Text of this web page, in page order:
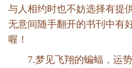
与人相约时也不妨选择有提
无意间随手翻开的书刊中有
喔！
7.梦见飞翔的蝙蝠，运